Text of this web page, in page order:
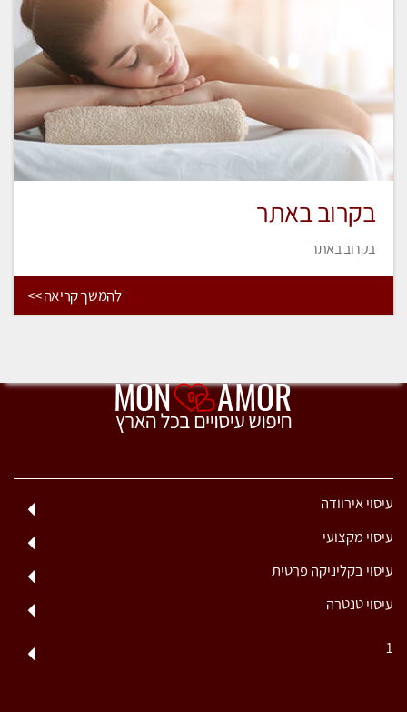
בקרוב באתר
בקרוב באתר
להמשך קריאה >>
עיסוי אירוודה
עיסוי מקצועי
עיסוי בקליניקה פרטית
עיסוי טנטרה
1